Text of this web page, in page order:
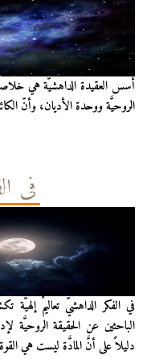
أُسس العقيدة الداهشيّة هي
الروحيَّة ووحدة الأديان، وأنّ
في
في الفكر الداهشيّ تعاليمٌ
الباحثين عن الحقيقة الروحيَّة
دليلاً على أنَّ المادَّة ليست هي